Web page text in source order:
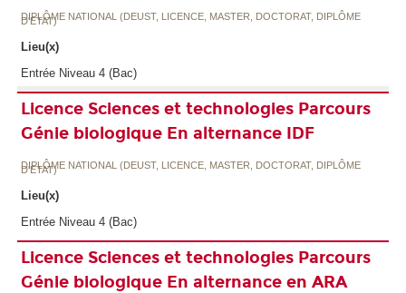
DIPLÔME NATIONAL (DEUST, LICENCE, MASTER, DOCTORAT, DIPLÔME
D'ETAT)
Lieu(x)
Entrée Niveau 4 (Bac)
Licence Sciences et technologies Parcours
Génie biologique En alternance IDF
DIPLÔME NATIONAL (DEUST, LICENCE, MASTER, DOCTORAT, DIPLÔME
D'ETAT)
Lieu(x)
Entrée Niveau 4 (Bac)
Licence Sciences et technologies Parcours
Génie biologique En alternance en ARA